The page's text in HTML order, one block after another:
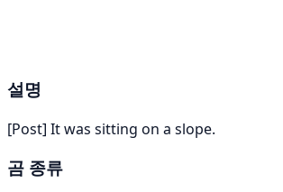
설명
[Post] It was sitting on a slope.
곰 종류